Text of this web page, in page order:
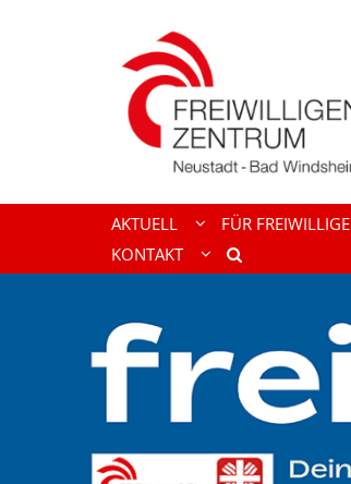
AKTUELL FÜR FREIWILLIGE
KONTAKT